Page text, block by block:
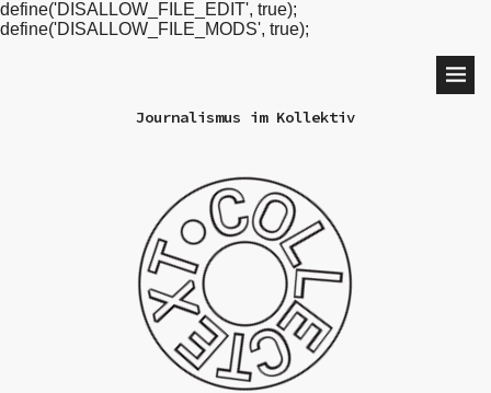
define('DISALLOW_FILE_EDIT', true);
define('DISALLOW_FILE_MODS', true);
Journalismus im Kollektiv